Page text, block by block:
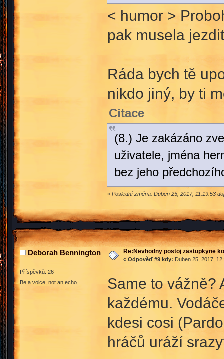
< humor >
pak musela
Ráda bych tě
nikdo jiný, by ti
Citace
(8.) Je zakázáno
uživatele, jména
bez jeho
« Poslední změna: Duben 25, 2017, 11:19:53
Deborah Bennington
Příspěvků: 26
Be a voice, not an echo.
Re:Nevhodny postoj zastupkyne
« Odpověď #9 kdy: Duben 25, 2017,
Same to vážně?
každému.
kdesi cosi
hráčů uráží